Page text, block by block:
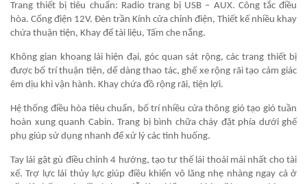
Trang thiết bị tiêu chuẩn: Radio trang bị USB – AUX. Công tắc điều
hòa. Cổng điện 12V. Đèn trần Kính cửa chỉnh điện, Thiết kế nhiều khay
chứa thuận tiện, Khay để tài liệu, Tấm che nắng.
Không gian khoang lái hiện đại, góc quan sát rộng, các trang thiết bị
được bố trí thuận tiện, dể dàng thao tác, ghế xe rộng rãi tạo cảm giác
êm dịu khi vận hành. Khay chứa đồ rộng rãi, tiện lợi.
Hệ thống điều hòa tiêu chuẩn, bố trí nhiều cửa thông gió tạo gió tuần
hoàn xung quanh Cabin. Trang bị bình chữa cháy đặt phía dưới ghế
phụ giúp sử dụng nhanh để xử lý các tình huống.
Tay lái gật gù điều chỉnh 4 hướng, tạo tư thế lái thoải mái nhất cho tài
xế. Trợ lực lái thủy lực giúp điều khiển vô lăng nhẹ nhàng ngay cả ở